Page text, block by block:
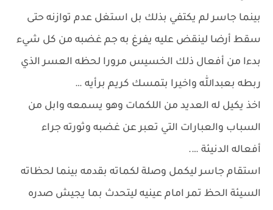
بينما جاسر لم يكتفي بذلك بل استغل عدم توازنه حتى
سقط أرضا لينقض عليه يفرغ به جم غضبه من كل شيء
بدءا من أفعال ذلك الخسيس مرورا لحظه العسر الذي
ربطه بعبدالله واخيرا بتمسك كريم برأيه …
اخذ يكيل له العديد من اللكمات وهو يسمعه وابل من
السباب والعبارات التي تعبر عن غضبه وثورته جراء
أفعاله الدنيئة ….
استقام جاسر ليكمل وصلة لكماته بقدمه بينما لحظاته
السيئة الحظ تمر امام عينيه ليتحدث بما يجيش صدره